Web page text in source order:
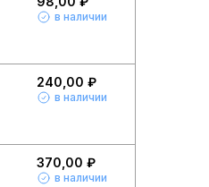
в наличии
240,00 ₽
в наличии
370,00 ₽
в наличии